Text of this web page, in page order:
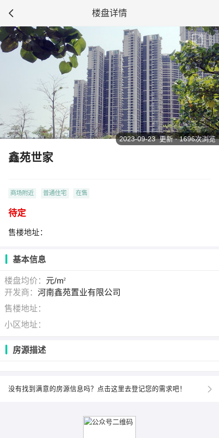
楼盘详情
鑫苑世家
商场附近 普通住宅 在售
待定
售楼地址：
2023-09-23 更新 · 1696次浏览
基本信息
楼盘均价： 元/m2
开发商：河南鑫苑置业有限公司
售楼地址：
小区地址：
房源描述
没有找到满意的房源信息吗？点击这里去登记您的需求吧！